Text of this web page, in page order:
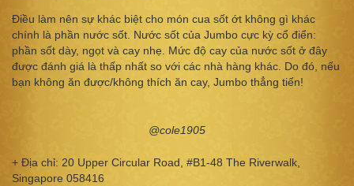
Điều làm nên sự khác biệt cho món cua sốt ớt không gì khác
chính là phần nước sốt. Nước sốt của Jumbo cực kỳ cổ điển:
phần sốt dày, ngọt và cay nhẹ. Mức độ cay của nước sốt ở đây
được đánh giá là thấp nhất so với các nhà hàng khác. Do đó, nếu
bạn không ăn được/không thích ăn cay, Jumbo thẳng tiến!
@cole1905
+ Địa chỉ: 20 Upper Circular Road, #B1-48 The Riverwalk,
Singapore 058416